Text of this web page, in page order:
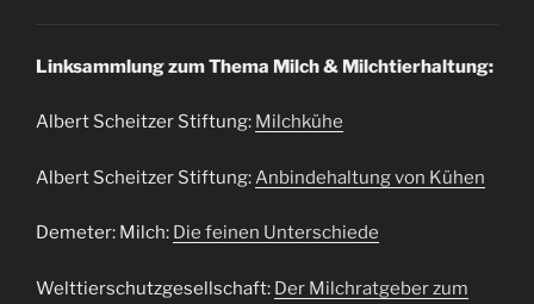
Linksammlung zum Thema Milch & Milchtierhaltung:
Albert Scheitzer Stiftung: Milchkühe
Albert Scheitzer Stiftung:Anbindehaltung von Kühen
Demeter: Milch: Die feinen Unterschiede
Welttierschutzgesellschaft: Der Milchratgeber zum